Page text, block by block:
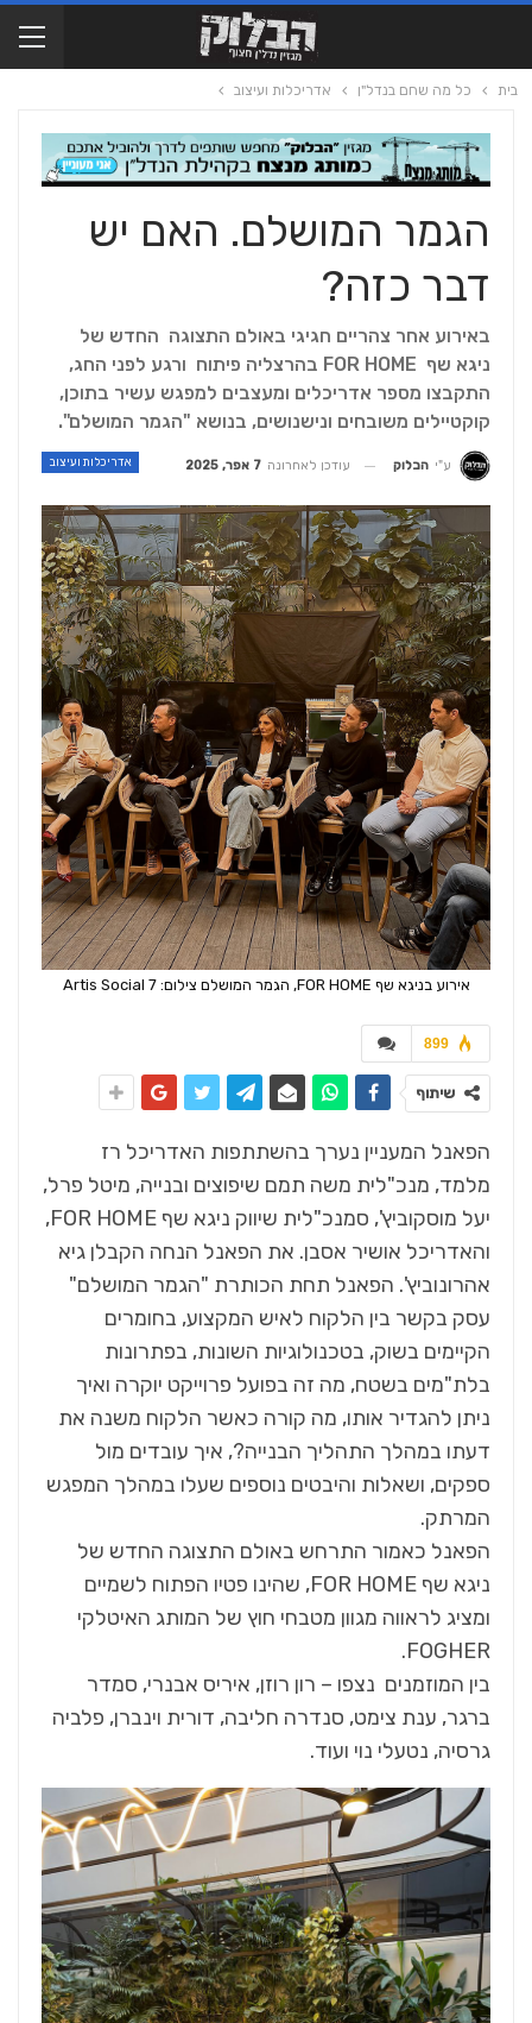
בית כל מה שחם בנדל"ן אדריכלות ועיצוב
הגמר המושלם. האם יש
דבר כזה?
באירוע אחר צהריים חגיגי באולם התצוגה החדש של
ניגא שף FOR HOME בהרצליה פיתוח ורגע לפני החג,
התקבצו מספר אדריכלים ומעצבים למפגש עשיר בתוכן,
קוקטיילים משובחים ונישנושים, בנושא "הגמר המושלם".
אדריכלות ועיצוב ע"י הבלוק עודכן לאחרונה 7 אפר, 2025
אירוע בניגא שף FOR HOME, הגמר המושלם צילום: Artis Social 7
899
שיתוף
הפאנל המעניין נערך בהשתתפות האדריכל רז
מלמד, מנכ"לית משה תמם שיפוצים ובנייה, מיטל פרל,
יעל מוסקוביץ', סמנכ"לית שיווק ניגא שף FOR HOME,
והאדריכל אושיר אסבן. את הפאנל הנחה הקבלן גיא
אהרונוביץ'. הפאנל תחת הכותרת "הגמר המושלם"
עסק בקשר בין הלקוח לאיש המקצוע, בחומרים
הקיימים בשוק, בטכנולוגיות השונות, בפתרונות
בלת"מים בשטח, מה זה בפועל פרוייקט יוקרה ואיך
ניתן להגדיר אותו, מה קורה כאשר הלקוח משנה את
דעתו במהלך התהליך הבנייה?, איך עובדים מול
ספקים, ושאלות והיבטים נוספים שעלו במהלך המפגש
המרתק.
הפאנל כאמור התרחש באולם התצוגה החדש של
ניגא שף FOR HOME, שהינו פטיו הפתוח לשמיים
ומציג לראווה מגוון מטבחי חוץ של המותג האיטלקי
FOGHER.
בין המוזמנים נצפו – רון רוזן, איריס אבנרי, סמדר
ברגר, ענת צימט, סנדרה חליבה, דורית וינברן, פלביה
גרסיה, נטעלי נוי ועוד.